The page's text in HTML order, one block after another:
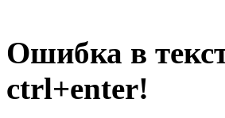
Ошибка в
ctrl+enter!